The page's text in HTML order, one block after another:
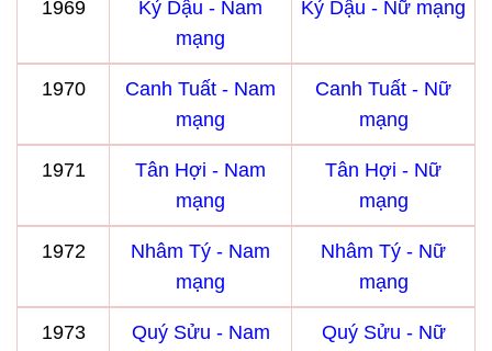
1969
Kỷ Dậu - Nam
mạng
Kỷ Dậu - Nữ mạng
1970
Canh Tuất - Nam
mạng
Canh Tuất - Nữ
mạng
1971
Tân Hợi - Nam
mạng
Tân Hợi - Nữ
mạng
1972
Nhâm Tý - Nam
mạng
Nhâm Tý - Nữ
mạng
1973
Quý Sửu - Nam
Quý Sửu - Nữ